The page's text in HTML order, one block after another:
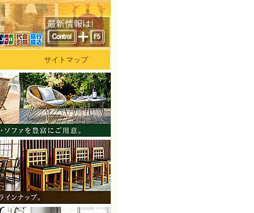
サイトマップ